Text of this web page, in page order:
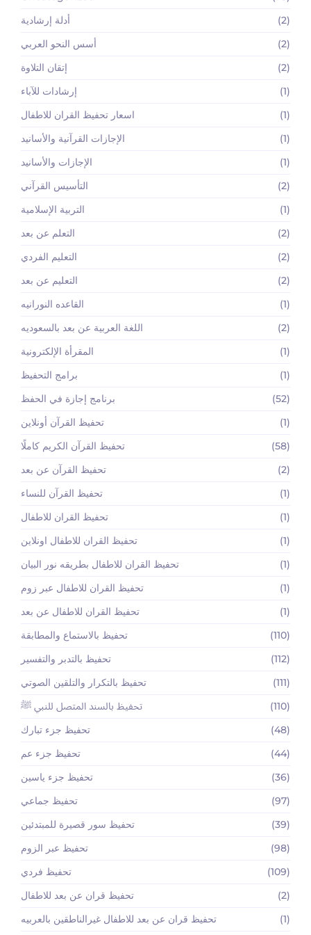
أدلة إرشادية
(2)
أسس النحو العربي
(2)
إتقان التلاوة
(2)
إرشادات للآباء
(1)
اسعار تحفيظ القران للاطفال
(1)
الإجازات القرآنية والأسانيد
(1)
الإجازات والأسانيد
(1)
التأسيس القرآني
(2)
التربية الإسلامية
(1)
التعلم عن بعد
(2)
التعليم الفردي
(2)
التعليم عن بعد
(2)
القاعده النورانيه
(1)
اللغة العربية عن بعد بالسعوديه
(2)
المقرأة الإلكترونية
(1)
برامج التحفيظ
(1)
برنامج إجازة في الحفظ
(52)
تحفيظ القرآن أونلاين
(1)
تحفيظ القرآن الكريم كاملًا
(58)
تحفيظ القرآن عن بعد
(2)
تحفيظ القرآن للنساء
(1)
تحفيظ القران للاطفال
(1)
تحفيظ القران للاطفال اونلاين
(1)
تحفيظ القران للاطفال بطريقه نور البيان
(1)
تحفيظ القران للاطفال عبر زوم
(1)
تحفيظ القران للاطفال عن بعد
(1)
تحفيظ بالاستماع والمطابقة
(110)
تحفيظ بالتدبر والتفسير
(112)
تحفيظ بالتكرار والتلقين الصوتي
(111)
تحفيظ بالسند المتصل للنبي ﷺ
(110)
تحفيظ جزء تبارك
(48)
تحفيظ جزء عم
(44)
تحفيظ جزء ياسين
(36)
تحفيظ جماعي
(97)
تحفيظ سور قصيرة للمبتدئين
(39)
تحفيظ عبر الزوم
(98)
تحفيظ فردي
(109)
تحفيظ قران عن بعد للاطفال
(2)
تحفيظ قران عن بعد للاطفال غيرالناطقين بالعربيه
(1)